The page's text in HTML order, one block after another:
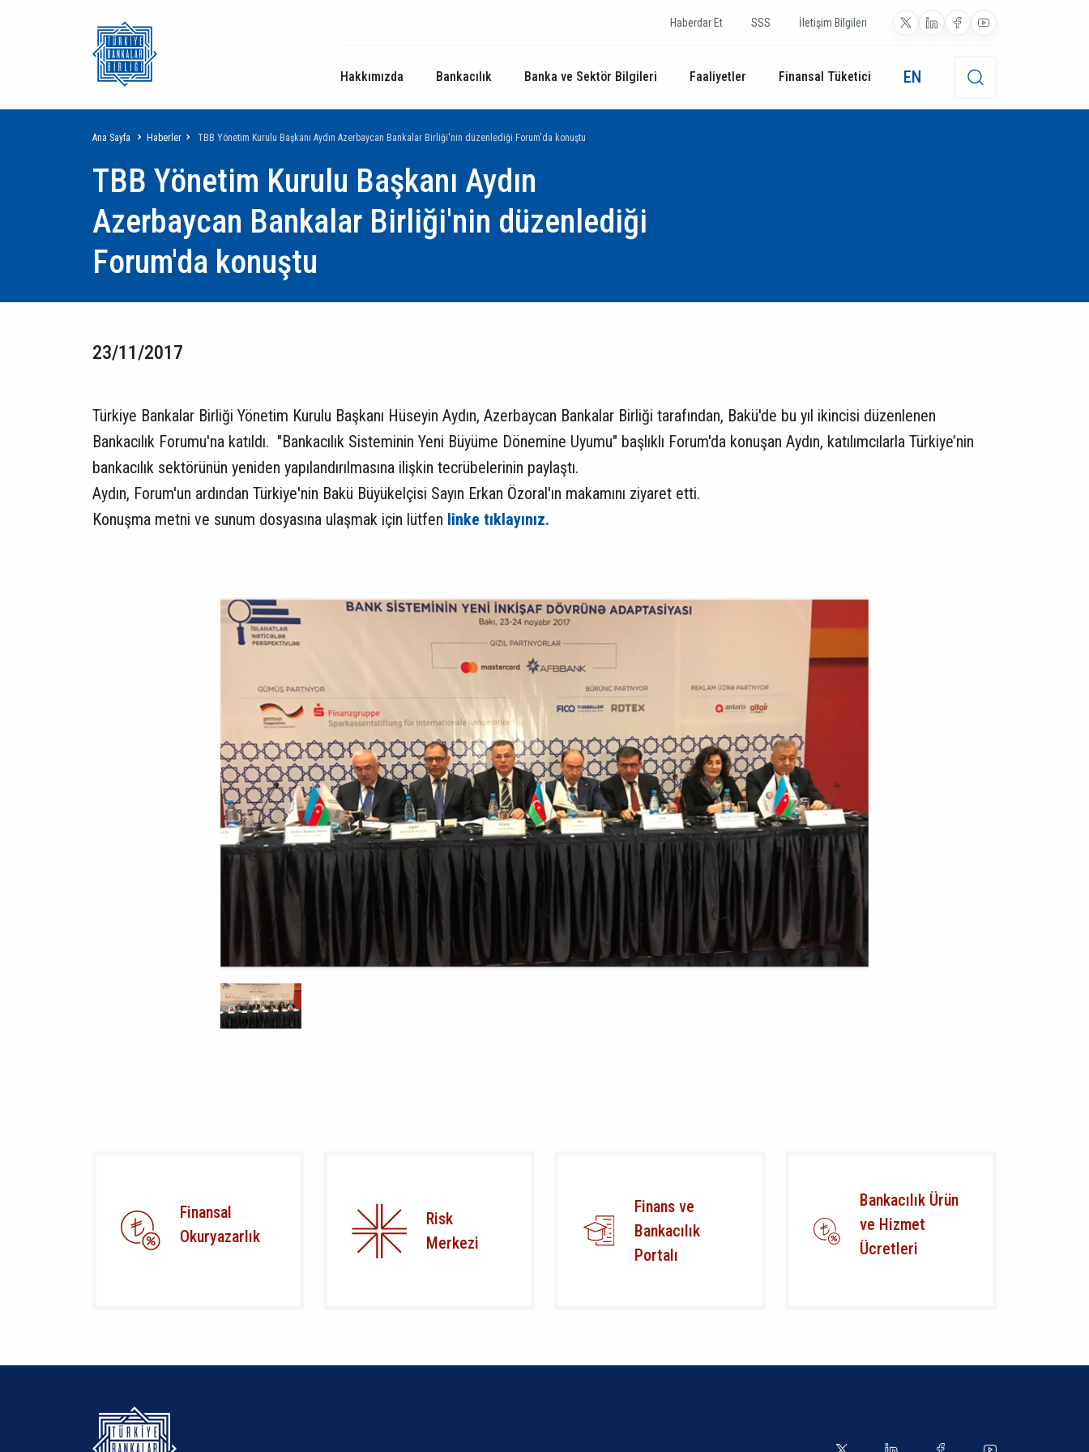
Haberdar Et SSS İletişim Bilgileri
Hakkımızda Bankacılık Banka ve Sektör Bilgileri Faaliyetler Finansal Tüketici EN
Sayfa
yolu
Ana Sayfa Haberler TBB Yönetim Kurulu Başkanı Aydın Azerbaycan Bankalar Birliği'nin düzenlediği Forum'da konuştu
TBB Yönetim Kurulu Başkanı Aydın
Azerbaycan Bankalar Birliği'nin düzenlediği
Forum'da konuştu
23/11/2017
Türkiye Bankalar Birliği Yönetim Kurulu Başkanı Hüseyin Aydın, Azerbaycan Bankalar Birliği tarafından, Bakü'de bu yıl ikincisi düzenlenen
Bankacılık Forumu'na katıldı. "Bankacılık Sisteminin Yeni Büyüme Dönemine Uyumu" başlıklı Forum'da konuşan Aydın, katılımcılarla Türkiye’nin
bankacılık sektörünün yeniden yapılandırılmasına ilişkin tecrübelerinin paylaştı.
Aydın, Forum'un ardından Türkiye'nin Bakü Büyükelçisi Sayın Erkan Özoral'ın makamını ziyaret etti.
Konuşma metni ve sunum dosyasına ulaşmak için lütfen linke tıklayınız.
Finansal
Okuryazarlık
Risk
Merkezi
Finans ve
Bankacılık
Portalı
Bankacılık Ürün
ve Hizmet
Ücretleri